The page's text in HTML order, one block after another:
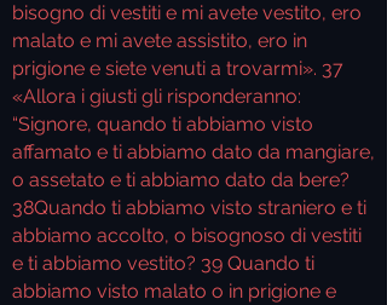
bisogno di vestiti e mi avete vestito, ero
malato e mi avete assistito, ero in
prigione e siete venuti a trovarmi». 37
«Allora i giusti gli risponderanno:
“Signore, quando ti abbiamo visto
affamato e ti abbiamo dato da mangiare,
o assetato e ti abbiamo dato da bere?
38Quando ti abbiamo visto straniero e ti
abbiamo accolto, o bisognoso di vestiti
e ti abbiamo vestito? 39 Quando ti
abbiamo visto malato o in prigione e